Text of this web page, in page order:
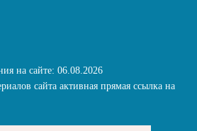
на сайте: 06.08.2026
сайта активная прямая ссылка на